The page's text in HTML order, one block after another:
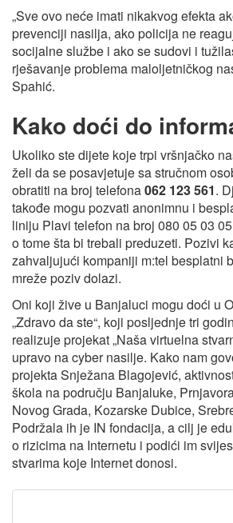
„Sve ovo neće imati nikakvog efekta
prevenciji nasilja, ako policija ne
socijalne službe i ako se sudovi i
rješavanje problema maloljetničkog
Spahić.
Kako doći do
Ukoliko ste dijete koje trpi vršnjačko
želi da se posavjetuje sa stručnom
obratiti na broj telefona062 123 561.
takođe mogu pozvati anonimnu i
liniju Plavi telefon na broj 080 05 03
o tome šta bi trebali preduzeti. Pozivi
zahvaljujući kompaniji m:tel besplatni
mreže poziv dolazi.
Oni koji žive u Banjaluci mogu doći u
„Zdravo da ste“, koji posljednje tri
realizuje projekat „Naša virtuelna
upravo na cyber nasilje. Kako nam
projekta Snježana Blagojević,
škola na području Banjaluke,
Novog Grada, Kozarske Dubice,
Podržala ih je IN fondacija, a cilj je
o rizicima na Internetu i podići im
stvarima koje Internet donosi.